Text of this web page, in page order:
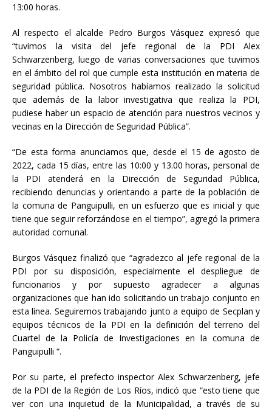
13:00 horas.
Al respecto el alcalde Pedro Burgos Vásquez expresó que
“tuvimos la visita del jefe regional de la PDI Alex
Schwarzenberg, luego de varias conversaciones que tuvimos
en el ámbito del rol que cumple esta institución en materia de
seguridad pública. Nosotros habíamos realizado la solicitud
que además de la labor investigativa que realiza la PDI,
pudiese haber un espacio de atención para nuestros vecinos y
vecinas en la Dirección de Seguridad Pública”.
“De esta forma anunciamos que, desde el 15 de agosto de
2022, cada 15 días, entre las 10:00 y 13.00 horas, personal de
la PDI atenderá en la Dirección de Seguridad Pública,
recibiendo denuncias y orientando a parte de la población de
la comuna de Panguipulli, en un esfuerzo que es inicial y que
tiene que seguir reforzándose en el tiempo”, agregó la primera
autoridad comunal.
Burgos Vásquez finalizó que “agradezco al jefe regional de la
PDI por su disposición, especialmente el despliegue de
funcionarios y por supuesto agradecer a algunas
organizaciones que han ido solicitando un trabajo conjunto en
esta línea. Seguiremos trabajando junto a equipo de Secplan y
equipos técnicos de la PDI en la definición del terreno del
Cuartel de la Policía de Investigaciones en la comuna de
Panguipulli “.
Por su parte, el prefecto inspector Alex Schwarzenberg, jefe
de la PDI de la Región de Los Ríos, indicó que “esto tiene que
ver con una inquietud de la Municipalidad, a través de su